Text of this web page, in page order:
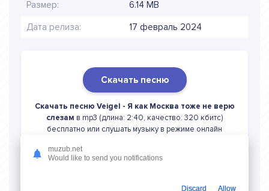
Размер: 6.14 MB
Дата релиза: 17 февраль 2024
Скачать песню
Скачать песню Veigel - Я как Москва тоже не верю
слезам в mp3 (длина: 2:40, качество: 320 кбитс)
бесплатно или слушать музыку в режиме онлайн
muzub.net
Would like to send you notifications
Discard Allow